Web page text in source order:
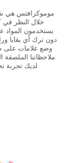
موموكرافتس هي
خلال النظر في
يستخدمون المواد
دون ترك أي بقايا
وضع علامات على
ملاحظاتنا
لديك تجربة